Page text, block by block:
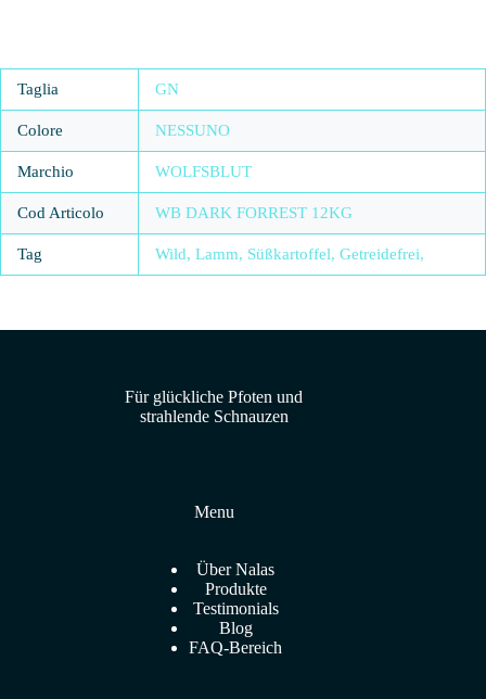
Taglia GN
Colore NESSUNO
Marchio WOLFSBLUT
Cod Articolo WB DARK FORREST 12KG
Tag Wild, Lamm, Süßkartoffel, Getreidefrei,
Für glückliche Pfoten und
strahlende Schnauzen
Menu
Über Nalas
Produkte
Testimonials
Blog
FAQ-Bereich